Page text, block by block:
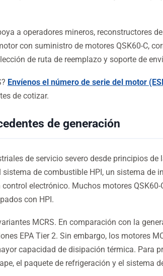
a operadores mineros, reconstructores
con suministro de motores QSK60-C,
de ruta de reemplazo y soporte de
Envíenos el número de serie del motor
de cotizar.
de generación
de servicio severo desde principios de
de combustible HPI, un sistema de
electrónico. Muchos motores QSK60-
con HPI.
MCRS. En comparación con la
EPA Tier 2. Sin embargo, los motores
capacidad de disipación térmica. Para
el paquete de refrigeración y el sistema